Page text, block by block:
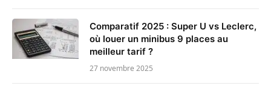
Comparatif 2025 : Super U vs Leclerc,
où louer un minibus 9 places au
meilleur tarif ?
27 novembre 2025